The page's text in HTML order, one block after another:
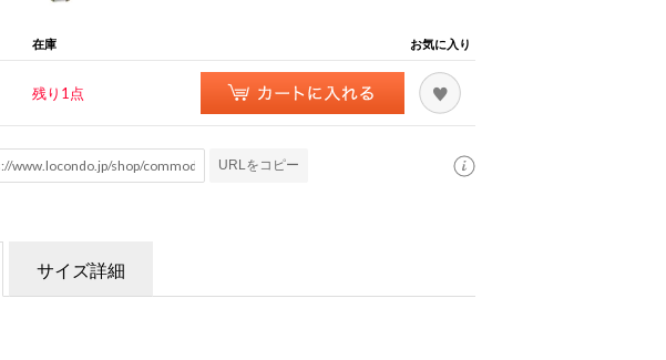
在庫 お気に入り
残り1点
URLをコピー
サイズ詳細